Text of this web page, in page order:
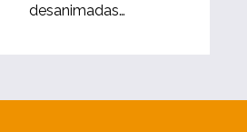
desanimadas…